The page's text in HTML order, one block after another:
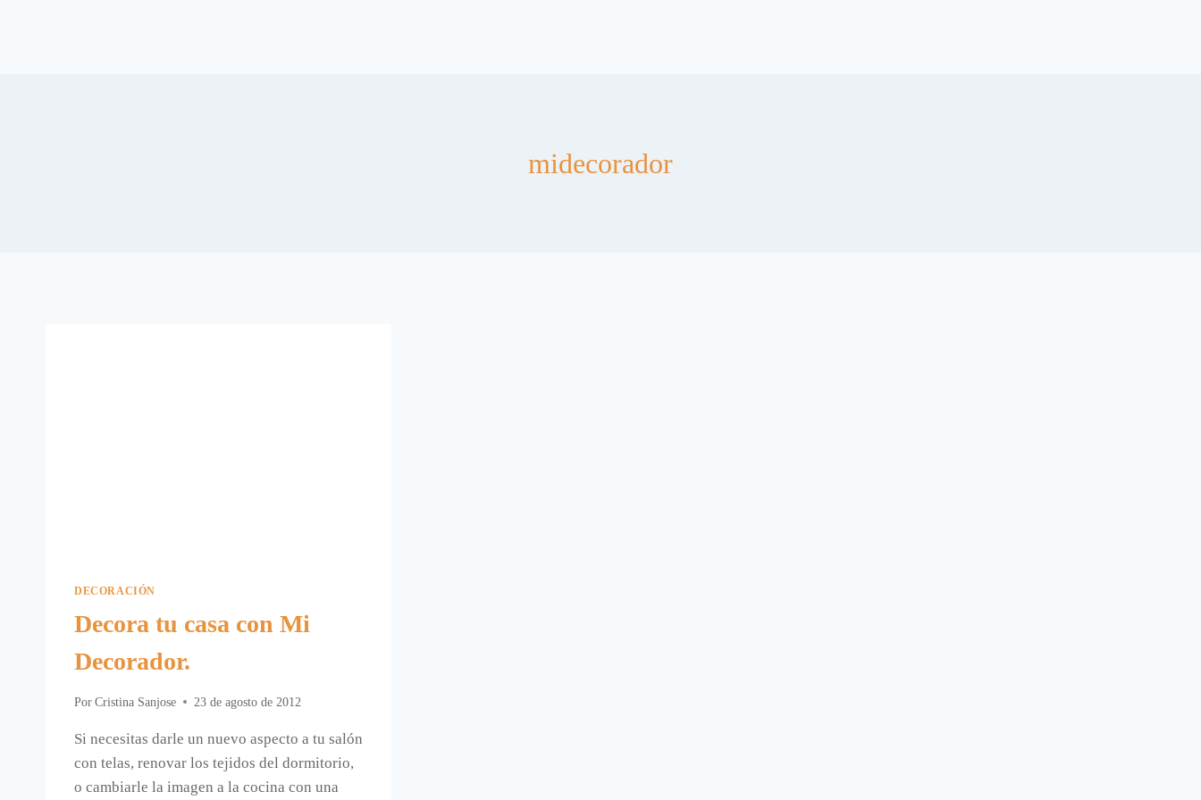
midecorador
DECORACIÓN
Decora tu casa con Mi
Decorador.
Por Cristina Sanjose 23 de agosto de 2012
Si necesitas darle un nuevo aspecto a tu salón
con telas, renovar los tejidos del dormitorio,
o cambiarle la imagen a la cocina con una